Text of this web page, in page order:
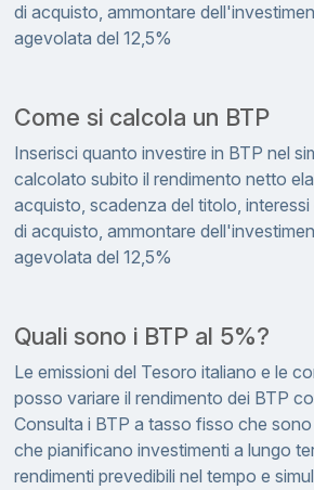
di acquisto, ammontare
agevolata del 12,5%
Come si calcola un BTP
Inserisci quanto investire in BTP nel
calcolato subito il rendimento netto
acquisto, scadenza del titolo,
di acquisto, ammontare
agevolata del 12,5%
Quali sono i BTP al 5%?
Le emissioni del Tesoro italiano e le
posso variare il rendimento dei BTP
Consulta i BTP a tasso fisso che
che pianificano investimenti a lungo
rendimenti prevedibili nel tempo e